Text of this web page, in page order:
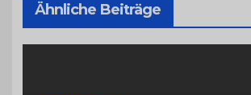
Ähnliche Beiträge